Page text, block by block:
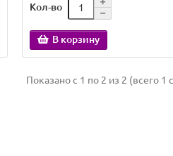
Кол-во
В корзину
Показано с 1 по 2 из 2 (всего 1